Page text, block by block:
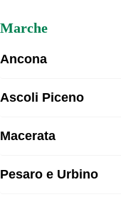
Marche
Ancona
Ascoli Piceno
Macerata
Pesaro e Urbino